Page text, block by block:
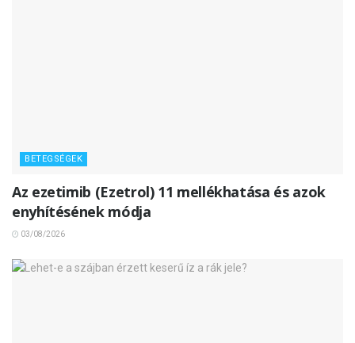
BETEGSÉGEK
Az ezetimib (Ezetrol) 11 mellékhatása és azok
enyhítésének módja
03/08/2026